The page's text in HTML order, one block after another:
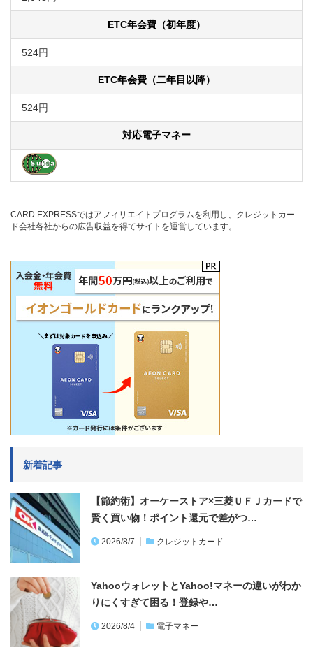
ETC年会費（初年度）
524円
ETC年会費（二年目以降）
524円
対応電子マネー
CARD EXPRESSではアフィリエイトプログラムを利用し、クレジットカー
ド会社各社からの広告収益を得てサイトを運営しています。
新着記事
【節約術】オーケーストア×三菱ＵＦＪカードで
賢く買い物！ポイント還元で差がつ…
2026/8/7 クレジットカード
YahooウォレットとYahoo!マネーの違いがわか
りにくすぎて困る！登録や…
2026/8/4 電子マネー